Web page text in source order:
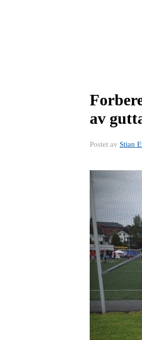
av
Postet av Stian